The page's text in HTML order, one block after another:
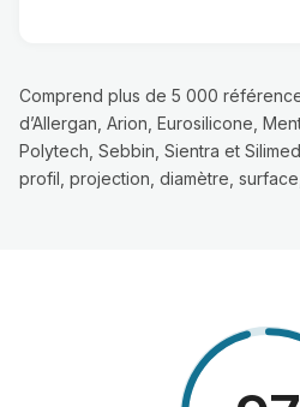
Comprend plus de 5 000
d’Allergan, Arion, Eurosilicone,
Polytech, Sebbin, Sientra et
profil, projection, diamètre,